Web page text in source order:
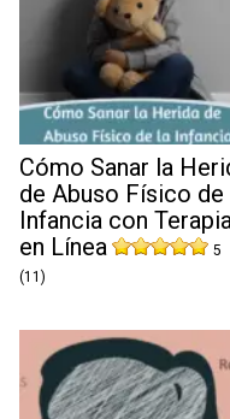
Cómo Sanar la
de Abuso Físico de
Infancia con
en Línea
5
(11)